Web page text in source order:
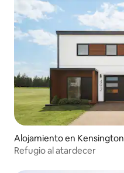
Alojamiento en Kensington
Refugio al atardecer